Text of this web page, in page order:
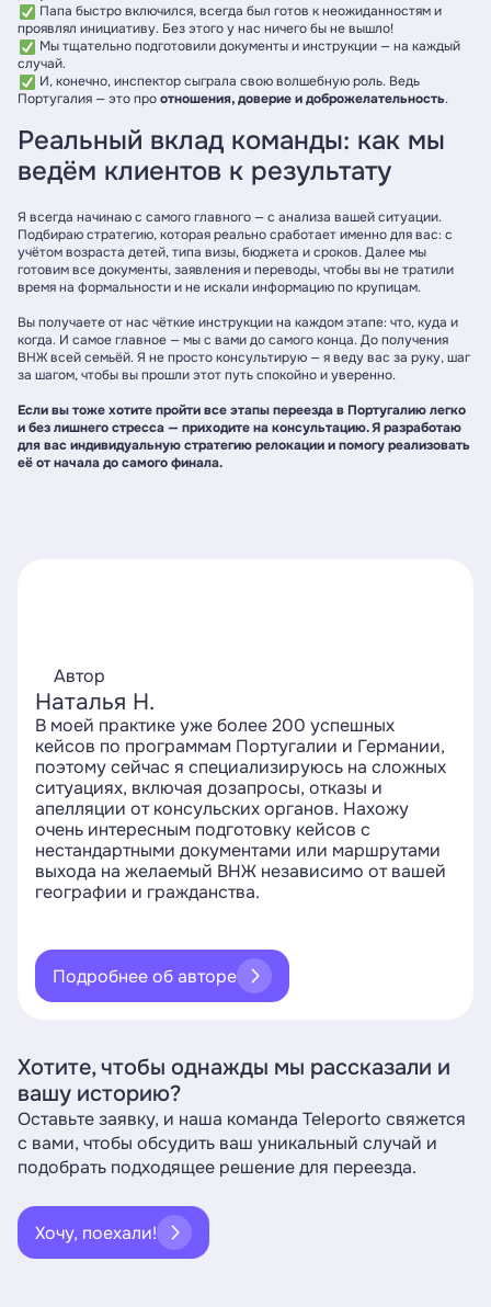
Папа быстро включился, всегда был готов к неожиданностям и
проявлял инициативу. Без этого у нас ничего бы не вышло!
Мы тщательно подготовили документы и инструкции — на каждый
случай.
И, конечно, инспектор сыграла свою волшебную роль. Ведь
Португалия — это проотношения, доверие и доброжелательность.
Реальный вклад команды: как мы
ведём клиентов к результату
Я всегда начинаю с самого главного — с анализа вашей ситуации.
Подбираю стратегию, которая реально сработает именно для вас: с
учётом возраста детей, типа визы, бюджета и сроков. Далее мы
готовим все документы, заявления и переводы, чтобы вы не тратили
время на формальности и не искали информацию по крупицам.
Вы получаете от нас чёткие инструкции на каждом этапе: что, куда и
когда. И самое главное — мы с вами до самого конца. До получения
ВНЖ всей семьёй. Я не просто консультирую — я веду вас за руку, шаг
за шагом, чтобы вы прошли этот путь спокойно и уверенно.
Если вы тоже хотите пройти все этапы переезда в Португалию легко
и без лишнего стресса — приходите на консультацию. Я разработаю
для вас индивидуальную стратегию релокации и помогу реализовать
её от начала до самого финала.
Автор
Наталья Н.
В моей практике уже более 200 успешных
кейсов по программам Португалии и Германии,
поэтому сейчас я специализируюсь на сложных
ситуациях, включая дозапросы, отказы и
апелляции от консульских органов. Нахожу
очень интересным подготовку кейсов с
нестандартными документами или маршрутами
выхода на желаемый ВНЖ независимо от вашей
географии и гражданства.
Подробнее об авторе
Хотите, чтобы однажды мы рассказали и
вашу историю?
Оставьте заявку, и наша команда Teleporto свяжется
с вами, чтобы обсудить ваш уникальный случай и
подобрать подходящее решение для переезда.
Хочу, поехали!